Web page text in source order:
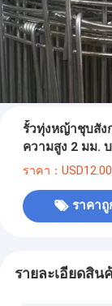
รั้วทุ่งหญ้าชุบสัง
ความสูง 2 มม.
ราคา：
ราคา
รายละเอียดสิน